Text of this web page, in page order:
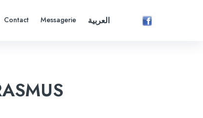
Contact Messagerie العربية